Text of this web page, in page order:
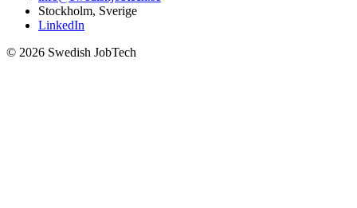
Stockholm, Sverige
LinkedIn
© 2026 Swedish JobTech